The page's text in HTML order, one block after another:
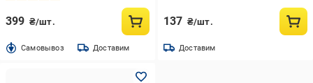
399 ₴/шт.
Cамовывоз Доставим
137 ₴/шт.
Доставим